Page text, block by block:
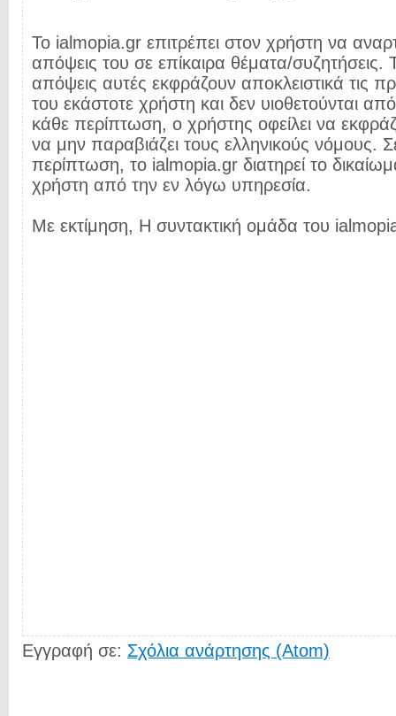
Το ialmopia.gr επιτρέπει στον χρήστη να
απόψεις του σε επίκαιρα θέματα/συζητήσεις.
απόψεις αυτές εκφράζουν αποκλειστικά τις
του εκάστοτε χρήστη και δεν υιοθετούνται
κάθε περίπτωση, ο χρήστης οφείλει να
να μην παραβιάζει τους ελληνικούς νόμους.
περίπτωση, το ialmopia.gr διατηρεί το
χρήστη από την εν λόγω υπηρεσία.
Με εκτίμηση, Η συντακτική ομάδα του
Εγγραφή σε: Σχόλια ανάρτησης (Atom)